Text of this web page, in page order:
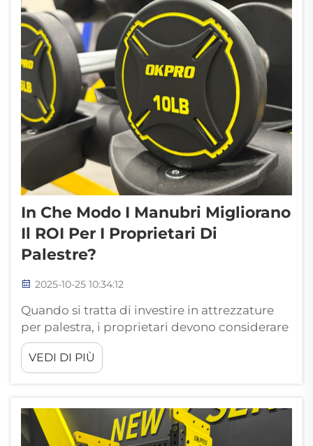
In Che Modo I Manubri Migliorano
Il ROI Per I Proprietari Di
Palestre?
2025-10-25 10:34:12
Quando si tratta di investire in attrezzature
per palestra, i proprietari devono considerare
come ogni singolo elemento possa attrarre
iscritti, ridurre i costi operativi o migliorare la
fidelizzazione dei membri. Tuttavia, questa
più efficaci in palestra: il manubrio...
VEDI DI PIÙ